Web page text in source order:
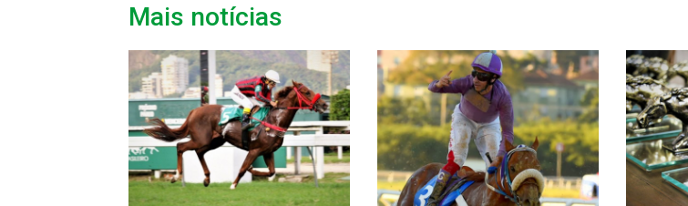
Mais notícias